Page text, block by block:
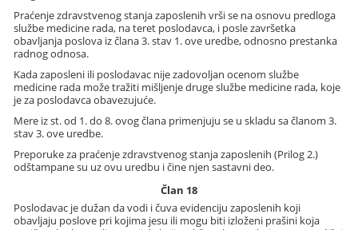
Praćenje zdravstvenog stanja zaposlenih vrši se na osnovu predloga
službe medicine rada, na teret poslodavca, i posle završetka
obavljanja poslova iz člana 3. stav 1. ove uredbe, odnosno prestanka
radnog odnosa.
Kada zaposleni ili poslodavac nije zadovoljan ocenom službe
medicine rada može tražiti mišljenje druge službe medicine rada, koje
je za poslodavca obavezujuće.
Mere iz st. od 1. do 8. ovog člana primenjuju se u skladu sa članom 3.
stav 3. ove uredbe.
Preporuke za praćenje zdravstvenog stanja zaposlenih (Prilog 2.)
odštampane su uz ovu uredbu i čine njen sastavni deo.
Član 18
Poslodavac je dužan da vodi i čuva evidenciju zaposlenih koji
obavljaju poslove pri kojima jesu ili mogu biti izloženi prašini koja